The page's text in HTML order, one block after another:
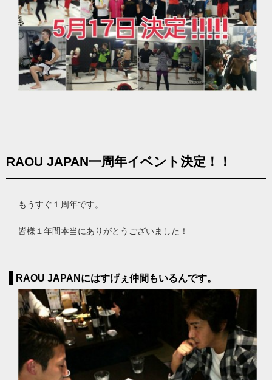
RAOU JAPAN一周年イベント決定！！
もうすぐ１周年です。
皆様１年間本当にありがとうございました！
RAOU JAPANにはすげぇ仲間もいるんです。